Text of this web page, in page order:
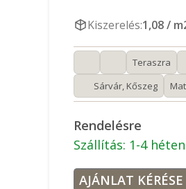
Kiszerelés:1,08 /
Teraszra
Sárvár, Kőszeg
Rendelésre
Szállítás: 1-4
AJÁNLAT KÉRÉSE